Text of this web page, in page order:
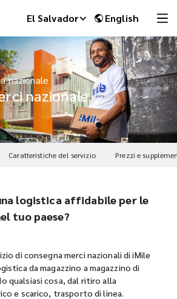
El Salvador English
nazionale
nazionale
Caratteristiche del servizio Prezzi e
logistica affidabile per le
tuo paese?
di consegna merci nazionali di iMile
da magazzino a magazzino di
qualsiasi cosa, dal ritiro alla
e scarico, trasporto di linea.